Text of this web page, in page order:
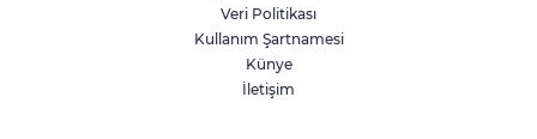
Veri Politikası
Kullanım Şartnamesi
Künye
İletişim